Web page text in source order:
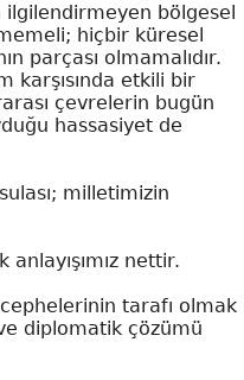
bölgesel
hiçbir küresel
parçası olmamalıdır.
karşısında etkili bir
çevrelerin bugün
hassasiyet de
milletimizin
anlayışımız nettir.
tarafı olmak
diplomatik çözümü